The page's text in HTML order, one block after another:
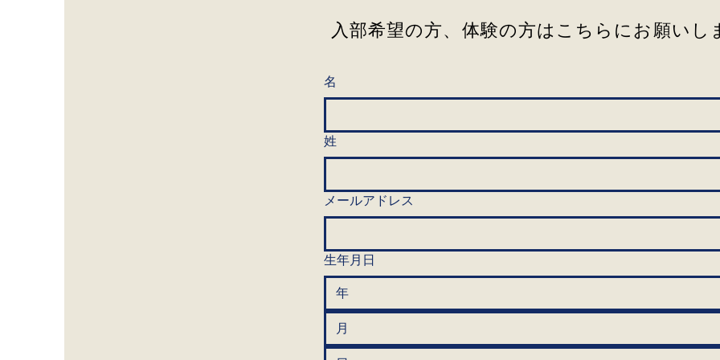
入部希望の方、体験の方はこちらにお願いし
名
姓
メールアドレス
生年月日
月